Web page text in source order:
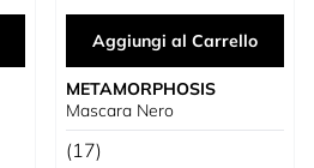
Aggiungi al Carrello
METAMORPHOSIS
Mascara Nero
(17)